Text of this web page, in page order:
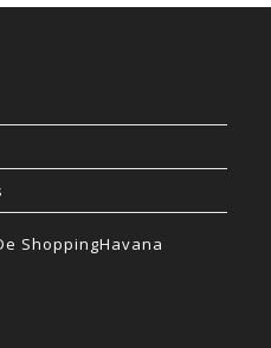
ShoppingHavana